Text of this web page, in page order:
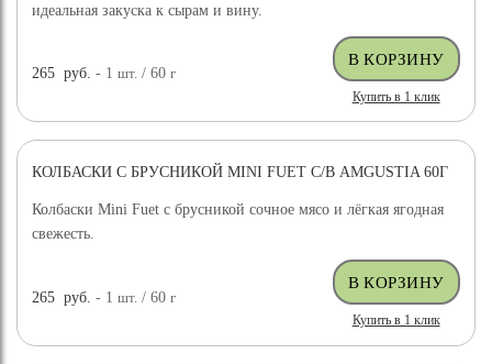
идеальная закуска к сырам и вину.
265 руб. - 1шт. / 60г
Купить в 1 клик
КОЛБАСКИ С БРУСНИКОЙ MINI FUET С/В AMGUSTIA 60Г
Колбаски Mini Fuet с брусникой сочное мясо и лёгкая ягодная
свежесть.
265 руб. - 1шт. / 60г
Купить в 1 клик